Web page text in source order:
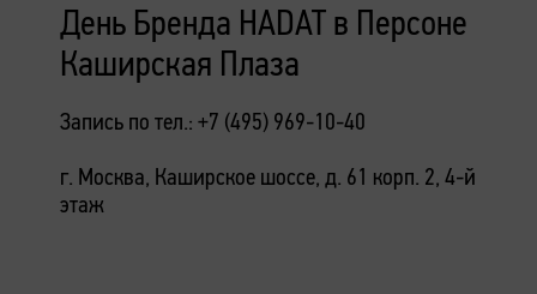
День Бренда HADAT в Персоне
Каширская Плаза
Запись по тел.: +7 (495) 969-10-40
г. Москва, Каширское шоссе, д. 61 корп. 2, 4-й
этаж